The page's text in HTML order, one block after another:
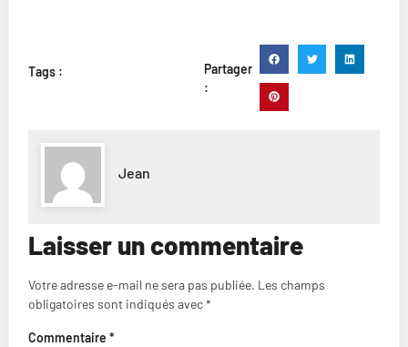
Tags :
Partager
:
Jean
Laisser un commentaire
Votre adresse e-mail ne sera pas publiée. Les champs
obligatoires sont indiqués avec*
Commentaire *